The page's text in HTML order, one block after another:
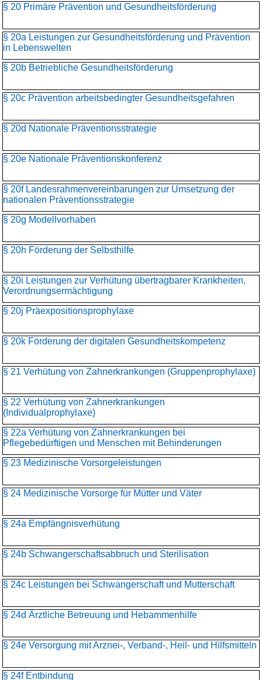
§ 20 Primäre Prävention und Gesundheitsförderung
§ 20a Leistungen zur Gesundheitsförderung und Prävention
in Lebenswelten
§ 20b Betriebliche Gesundheitsförderung
§ 20c Prävention arbeitsbedingter Gesundheitsgefahren
§ 20d Nationale Präventionsstrategie
§ 20e Nationale Präventionskonferenz
§ 20f Landesrahmenvereinbarungen zur Umsetzung der
nationalen Präventionsstrategie
§ 20g Modellvorhaben
§ 20h Förderung der Selbsthilfe
§ 20i Leistungen zur Verhütung übertragbarer Krankheiten,
Verordnungsermächtigung
§ 20j Präexpositionsprophylaxe
§ 20k Förderung der digitalen Gesundheitskompetenz
§ 21 Verhütung von Zahnerkrankungen (Gruppenprophylaxe)
§ 22 Verhütung von Zahnerkrankungen
(Individualprophylaxe)
§ 22a Verhütung von Zahnerkrankungen bei
Pflegebedürftigen und Menschen mit Behinderungen
§ 23 Medizinische Vorsorgeleistungen
§ 24 Medizinische Vorsorge für Mütter und Väter
§ 24a Empfängnisverhütung
§ 24b Schwangerschaftsabbruch und Sterilisation
§ 24c Leistungen bei Schwangerschaft und Mutterschaft
§ 24d Ärztliche Betreuung und Hebammenhilfe
§ 24e Versorgung mit Arznei-, Verband-, Heil- und Hilfsmitteln
§ 24f Entbindung